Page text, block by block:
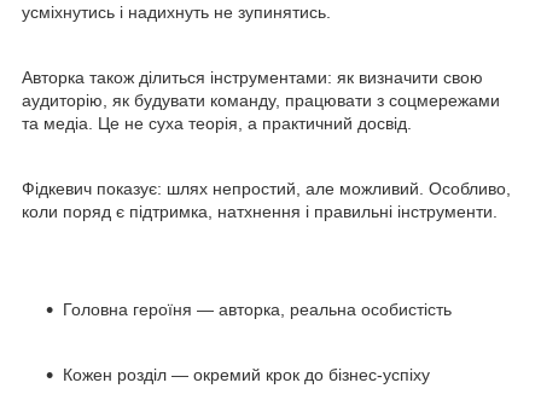
усміхнутись і надихнуть не зупинятись.
Авторка також ділиться інструментами: як визначити свою
аудиторію, як будувати команду, працювати з соцмережами
та медіа. Це не суха теорія, а практичний досвід.
Фідкевич показує: шлях непростий, але можливий. Особливо,
коли поряд є підтримка, натхнення і правильні інструменти.
Головна героїня — авторка, реальна особистість
Кожен розділ — окремий крок до бізнес-успіху